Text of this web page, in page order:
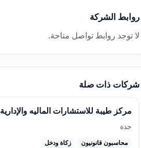
روابط الشركة
لا توجد روابط تواصل متاحة.
شركات ذات صلة
مركز طيبة للاستشارات الماليه والإدارية
جدة
محاسبون قانونيون زكاة ودخل